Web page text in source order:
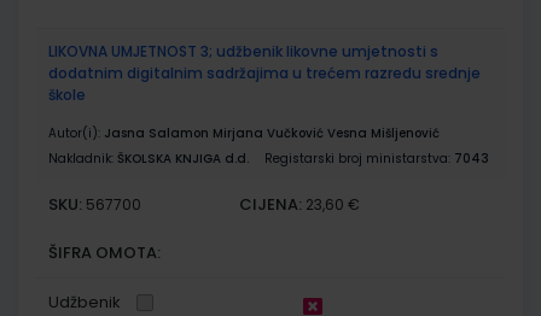
LIKOVNA UMJETNOST 3; udžbenik likovne umjetnosti s
dodatnim digitalnim sadržajima u trećem razredu srednje
škole
Autor(i): Jasna Salamon Mirjana Vučković Vesna Mišljenović
Nakladnik: ŠKOLSKA KNJIGA d.d. Registarski broj ministarstva: 7043
SKU: 567700 CIJENA: 23,60 €
ŠIFRA OMOTA:
Udžbenik